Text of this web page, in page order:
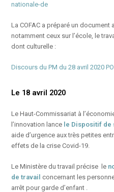
nationale-de
La COFAC a préparé un
notamment ceux sur l’école, le
dont culturelle :
Discours du PM du 28 avril 2020
Le 18 avril 2020
Le Haut-Commissariat à
l’innovation lance le Dispositif de
aide d’urgence aux très petites
effets de la crise Covid-19.
Le Ministère du travail précise le
de travail concernant les
arrêt pour garde d’enfant .